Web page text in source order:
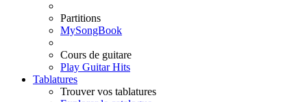
Partitions
MySongBook
Cours de guitare
Play Guitar Hits
Tablatures
Trouver vos tablatures